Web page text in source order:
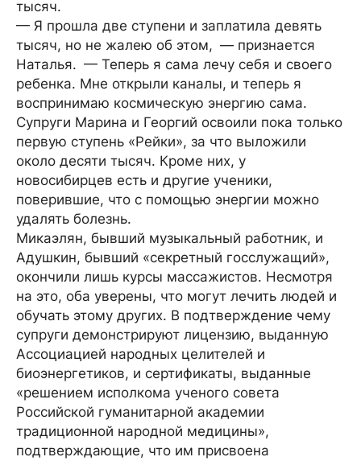
тысяч.
— Я прошла две ступени и заплатила девять
тысяч, но не жалею об этом, — признается
Наталья. — Теперь я сама лечу себя и своего
ребенка. Мне открыли каналы, и теперь я
воспринимаю космическую энергию сама.
Супруги Марина и Георгий освоили пока только
первую ступень «Рейки», за что выложили
около десяти тысяч. Кроме них, у
новосибирцев есть и другие ученики,
поверившие, что с помощью энергии можно
удалять болезнь.
Микаэлян, бывший музыкальный работник, и
Адушкин, бывший «секретный госслужащий»,
окончили лишь курсы массажистов. Несмотря
на это, оба уверены, что могут лечить людей и
обучать этому других. В подтверждение чему
супруги демонстрируют лицензию, выданную
Ассоциацией народных целителей и
биоэнергетиков, и сертификаты, выданные
«решением исполкома ученого совета
Российской гуманитарной академии
традиционной народной медицины»,
подтверждающие, что им присвоена